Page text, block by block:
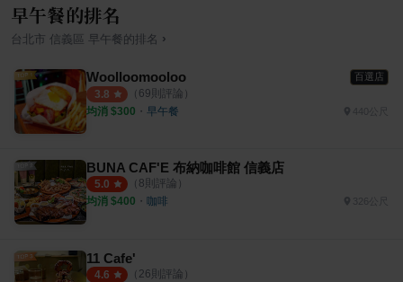
早午餐的排名
台北市 信義區 早午餐的排名 ›
Woolloomooloo 百選店
3.8 （ 69則評論）
均消 $300 ・ 早午餐 440公尺
BUNA CAF'E 布納咖啡館 信義店
5.0 （ 8則評論）
均消 $400 ・ 咖啡
11 Cafe'
4.6 （ 26則評論）